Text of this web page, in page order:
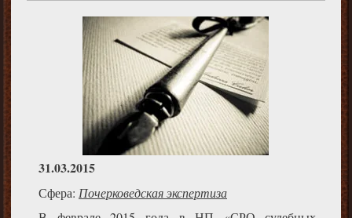
31.03.2015
Сфера: Почерковедская экспертиза